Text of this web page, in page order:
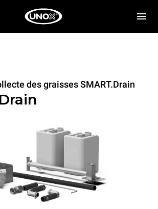
des graisses SMART.Drain